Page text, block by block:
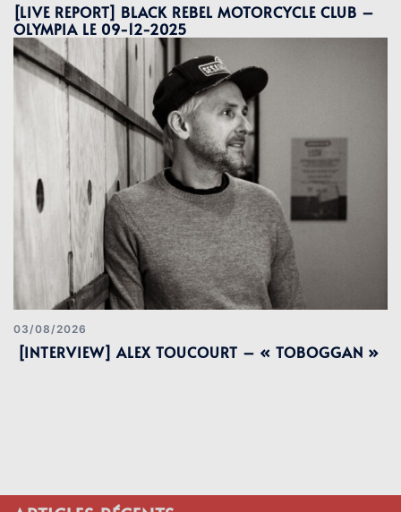
[LIVE REPORT] BLACK REBEL MOTORCYCLE CLUB –
OLYMPIA LE 09-12-2025
03/08/2026
[INTERVIEW] ALEX TOUCOURT – « TOBOGGAN »